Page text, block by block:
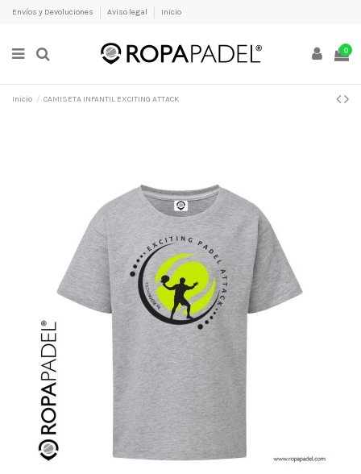
Envíos y Devoluciones Aviso legal Inicio
0
Inicio CAMISETA INFANTIL EXCITING ATTACK